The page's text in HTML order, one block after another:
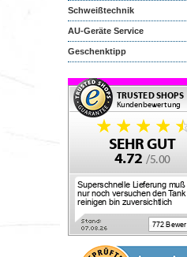
Schweißtechnik
AU-Geräte Service
Geschenktipp